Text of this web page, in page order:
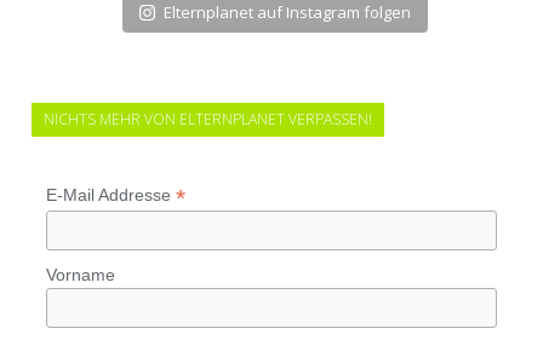
Elternplanet auf Instagram folgen
NICHTS MEHR VON ELTERNPLANET VERPASSEN!
E-Mail Addresse *
Vorname